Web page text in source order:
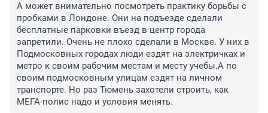
А может внимательно посмотреть практику борьбы с
пробками в Лондоне. Они на подъезде сделали
бесплатные парковки въезд в центр города
запретили. Очень не плохо сделали в Москве. У них в
Подмосковных городах люди ездят на электричках и
метро к своим рабочим местам и месту учебы.А по
своим подмосковным улицам ездят на личном
транспорте. Но раз Тюмень захотели строить, как
МЕГА-полис надо и условия менять.